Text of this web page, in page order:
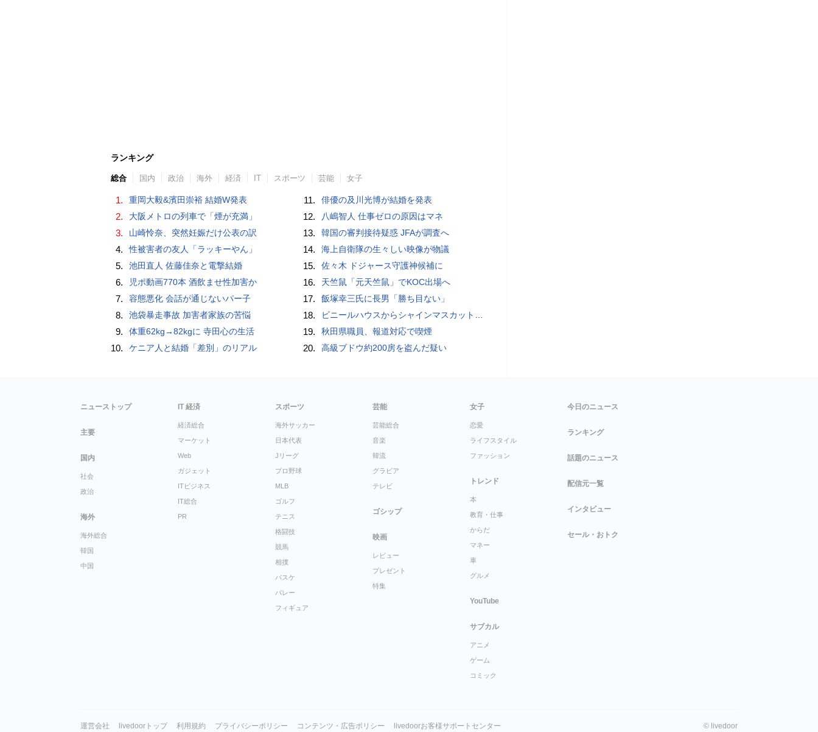
ランキング
総合 国内 政治 海外 経済 IT スポーツ 芸能 女子
1. 重岡大毅&濱田崇裕 結婚W発表
2. 大阪メトロの列車で「煙が充満」
3. 山崎怜奈、突然妊娠だけ公表の訳
4. 性被害者の友人「ラッキーやん」
5. 池田直人 佐藤佳奈と電撃結婚
6. 児ポ動画770本 酒飲ませ性加害か
7. 容態悪化 会話が通じないパー子
8. 池袋暴走事故 加害者家族の苦悩
9. 体重62kg→82kgに 寺田心の生活
10. ケニア人と結婚「差別」のリアル
11. 俳優の及川光博が結婚を発表
12. 八嶋智人 仕事ゼロの原因はマネ
13. 韓国の審判接待疑惑 JFAが調査へ
14. 海上自衛隊の生々しい映像が物議
15. 佐々木 ドジャース守護神候補に
16. 天竺鼠「元天竺鼠」でKOC出場へ
17. 飯塚幸三氏に長男「勝ち目ない」
18. ビニールハウスからシャインマスカット約200房を盗んだ疑い ネットで販売か 無職の男（42）逮捕 岡山県警
19. 秋田県職員、報道対応で喫煙
20. 高級ブドウ約200房を盗んだ疑い
ニューストップ
主要
国内
社会
政治
海外
海外総合
韓国
中国
IT 経済
経済総合
マーケット
Web
ガジェット
ITビジネス
IT総合
PR
スポーツ
海外サッカー
日本代表
Jリーグ
プロ野球
MLB
ゴルフ
テニス
格闘技
競馬
相撲
バスケ
バレー
フィギュア
芸能
芸能総合
音楽
韓流
グラビア
テレビ
ゴシップ
映画
レビュー
プレゼント
特集
女子
恋愛
ライフスタイル
ファッション
トレンド
本
教育・仕事
からだ
マネー
車
グルメ
YouTube
サブカル
アニメ
ゲーム
コミック
今日のニュース
ランキング
話題のニュース
配信元一覧
インタビュー
セール・おトク
運営会社 livedoorトップ 利用規約 プライバシーポリシー コンテンツ・広告ポリシー livedoorお客様サポートセンター © livedoor